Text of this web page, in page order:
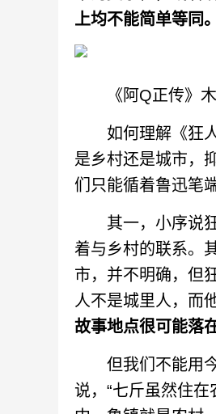
上均不能简单等同。
《阿Q正传》木
如何理解《狂人
是乡村还是城市，
们只能循着鲁迅笔
其一，小序说狂
着与乡村的联系。
市，并不明确，但
人不是城里人，而
故事地点很可能落
但我们不能用今
说，“七斤虽然住